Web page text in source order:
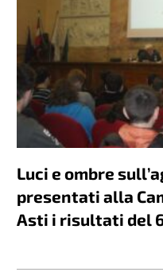
Luci e ombre
presentati alla
Asti i risultati del